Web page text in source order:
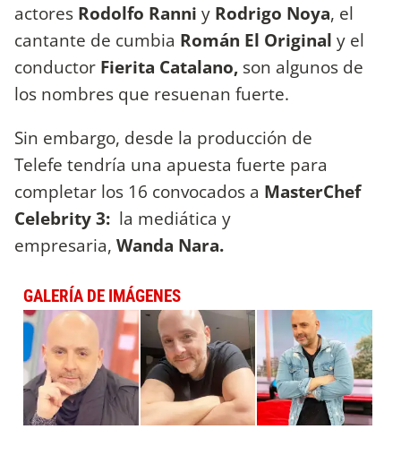
actores Rodolfo Ranni y Rodrigo Noya, el
cantante de cumbia Román El Original y el
conductor Fierita Catalano, son algunos de
los nombres que resuenan fuerte.
Sin embargo, desde la producción de
Telefe tendría una apuesta fuerte para
completar los 16 convocados a MasterChef
Celebrity 3: la mediática y
empresaria, Wanda Nara.
GALERÍA DE IMÁGENES